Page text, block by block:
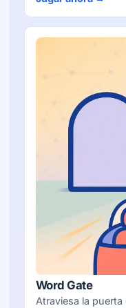
Word Gate
Atraviesa la